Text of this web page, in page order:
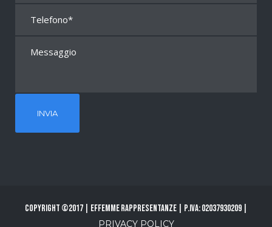
Copyright ©2017 | Effemme Rappresentanze | P.Iva: 02037930209 |
PRIVACY POLICY